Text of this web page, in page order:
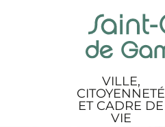
VILLE,
CITOYENNETÉ
ET CADRE DE
VIE